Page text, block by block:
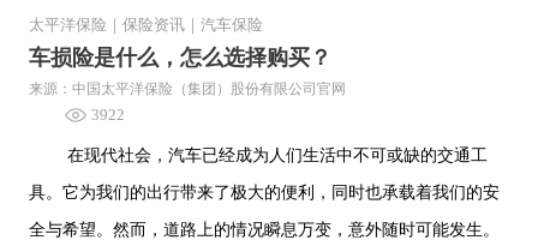
太平洋保险 保险资讯 汽车保险
车损险是什么，怎么选择购买？
来源：中国太平洋保险（集团）股份有限公司官网
3922
在现代社会，汽车已经成为人们生活中不可或缺的交通工
具。它为我们的出行带来了极大的便利，同时也承载着我们的安
全与希望。然而，道路上的情况瞬息万变，意外随时可能发生。